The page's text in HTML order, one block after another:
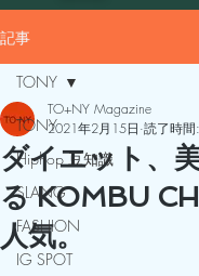
記事
TONY
Hiphop 豆知識
SLANG
FASHION
IG SPOT
TONY
ダイエット、
る KOMBU
人気。
TO+NY Magazine
2021年2月15日 読了時